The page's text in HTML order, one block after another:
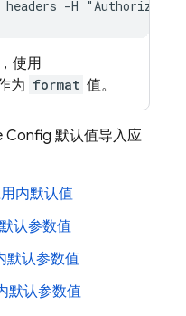
headers -H
使用
为 format 值。
Config 默认值导入应
内默认值
认参数值
默认参数值
默认参数值